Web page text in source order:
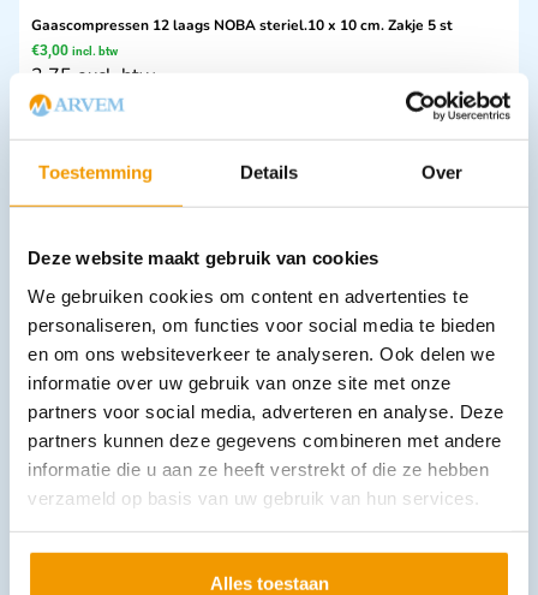
Toestemming Details Over
Deze website maakt gebruik van cookies
We gebruiken cookies om content en advertenties te
personaliseren, om functies voor social media te bieden
en om ons websiteverkeer te analyseren. Ook delen we
informatie over uw gebruik van onze site met onze
partners voor social media, adverteren en analyse. Deze
partners kunnen deze gegevens combineren met andere
informatie die u aan ze heeft verstrekt of die ze hebben
verzameld op basis van uw gebruik van hun services.
Alles toestaan
Gaascompressen 12 laags NOBA steriel.10 x 10 cm. Zakje 5 st
€3,00 incl. btw
2.75 excl. btw
Brandwondkompres Limb Burnshield tbv lies en nek afm. 5cmx1m
€13,81 incl. btw
12.67 excl. btw
In winkelwagen
Leverbaar